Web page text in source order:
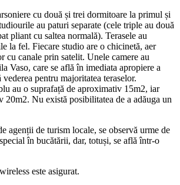
cu două și trei dormitoare la primul și
au paturi separate (cele triple au două
pliant cu saltea normală). Terasele au
la fel. Fiecare studio are o chicinetă, aer
cu canale prin satelit. Unele camere au
Vaso, care se află în imediata apropiere a
pentru majoritatea teraselor.
au o suprafață de aproximativ 15m2, iar
20m2. Nu există posibilitatea de a adăuga un
agenții de turism locale, se observă urme de
în bucătării, dar, totuși, se află într-o
este asigurat.